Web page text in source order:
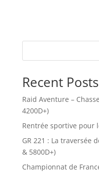
Recent Posts
Raid Aventure –
4200D+)
Rentrée sportive pour
GR 221 : La traversée
& 5800D+)
Championnat de